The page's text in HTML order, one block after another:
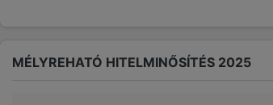
MÉLYREHATÓ HITELMINŐSÍTÉS 2025